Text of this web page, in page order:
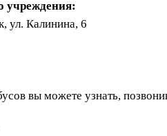
учреждения:
ул. Калинина, 6
вы можете узнать,